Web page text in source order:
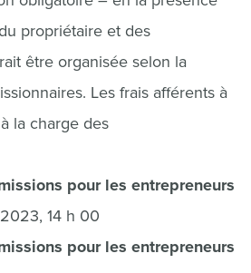
propriétaire et des
être organisée selon la
Les frais afférents à
la charge des
pour les entrepreneurs
14 h 00
pour les entrepreneurs